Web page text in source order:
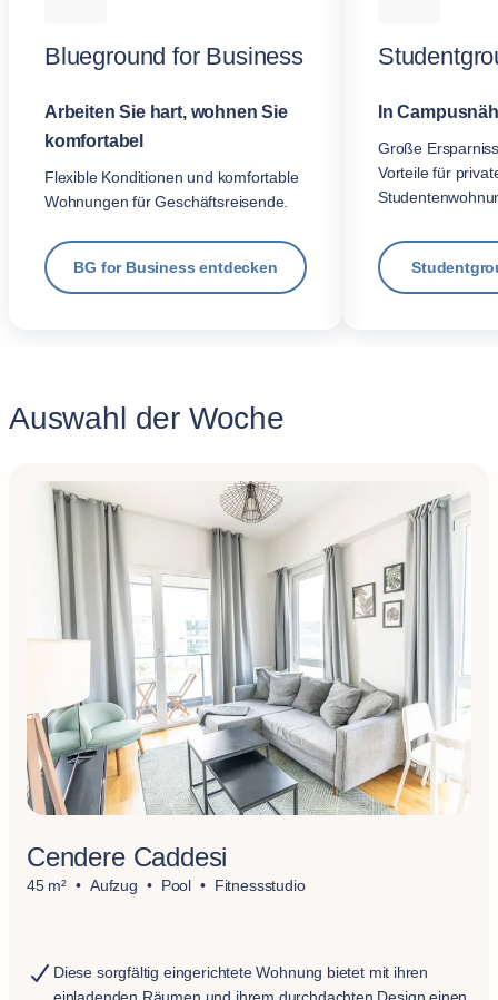
Blueground for Business
Arbeiten Sie hart, wohnen Sie
komfortabel
Flexible Konditionen und komfortable
Wohnungen für Geschäftsreisende.
BG for Business entdecken
In
Große
Vorteile für
Auswahl der Woche
Cendere Caddesi
45 m² Aufzug Pool Fitnessstudio
Diese sorgfältig eingerichtete Wohnung bietet mit ihren